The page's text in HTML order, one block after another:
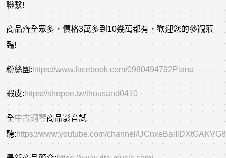
聯繫!
商品齊全眾多，價格3萬多到10幾萬都有，歡迎您的參觀蒞
臨!
粉絲團:https://www.facebook.com/0980494792Piano
蝦皮:https://shopee.tw/thousand0410
全中古鋼琴商品影音試
聽:https://www.youtube.com/channel/